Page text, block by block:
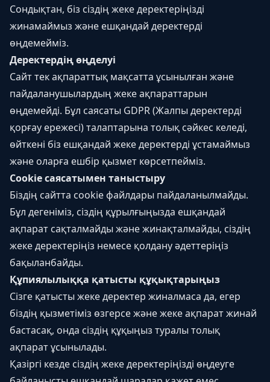
Сондықтан, біз сіздің жеке деректеріңізді
жинамаймыз және ешқандай деректерді
өңдемейміз.
Деректердің өңделуі
Сайт тек ақпараттық мақсатта ұсынылған және
пайдаланушылардың жеке ақпараттарын
өңдемейді. Бұл саясаты GDPR (Жалпы деректерді
қорғау ережесі) талаптарына толық сәйкес келеді,
өйткені біз ешқандай жеке деректерді ұстамаймыз
және оларға ешбір қызмет көрсетпейміз.
Cookie саясатымен таныстыру
Біздің сайтта cookie файлдары пайдаланылмайды.
Бұл дегеніміз, сіздің құрылғыңызда ешқандай
ақпарат сақталмайды және жинақталмайды, сіздің
жеке деректеріңіз немесе қолдану әдеттеріңіз
бақыланбайды.
Құпиялылыққа қатысты құқықтарыңыз
Сізге қатысты жеке деректер жиналмаса да, егер
біздің қызметіміз өзгерсе және жеке ақпарат жинай
бастасақ, онда сіздің құқыңыз туралы толық
ақпарат ұсынылады.
Қазіргі кезде сіздің жеке деректеріңізді өңдеуге